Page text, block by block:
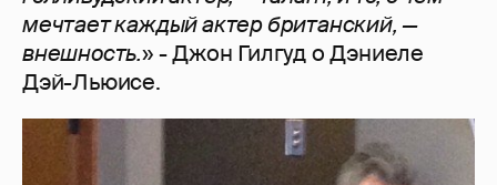
мечтает каждый актер британский, —
внешность.» - Джон Гилгуд о Дэниеле
Дэй-Льюисе.